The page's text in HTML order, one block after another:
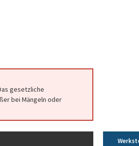
gesetzliche
bei Mängeln oder